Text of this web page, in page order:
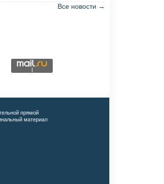
Все новости →
прямой
материал